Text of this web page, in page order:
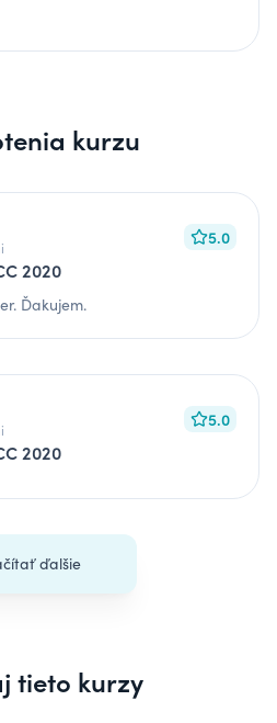
kurzu
5.0
2020
Ďakujem.
5.0
2020
ďalšie
tieto kurzy